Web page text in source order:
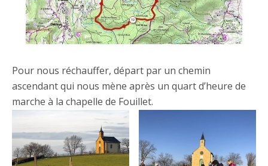
Pour nous réchauffer, départ par un chemin
ascendant qui nous mène après un quart d’heure de
marche à la chapelle de Fouillet.